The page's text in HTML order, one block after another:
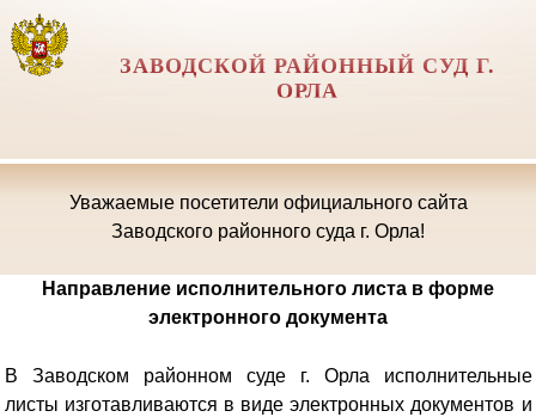
ЗАВОДСКОЙ РАЙОННЫЙ СУД Г.
ОРЛА
Уважаемые посетители официального сайта
Заводского районного суда г. Орла!
Направление исполнительного листа в форме
электронного документа
В Заводском районном суде г. Орла исполнительные
листы изготавливаются в виде электронных документов и